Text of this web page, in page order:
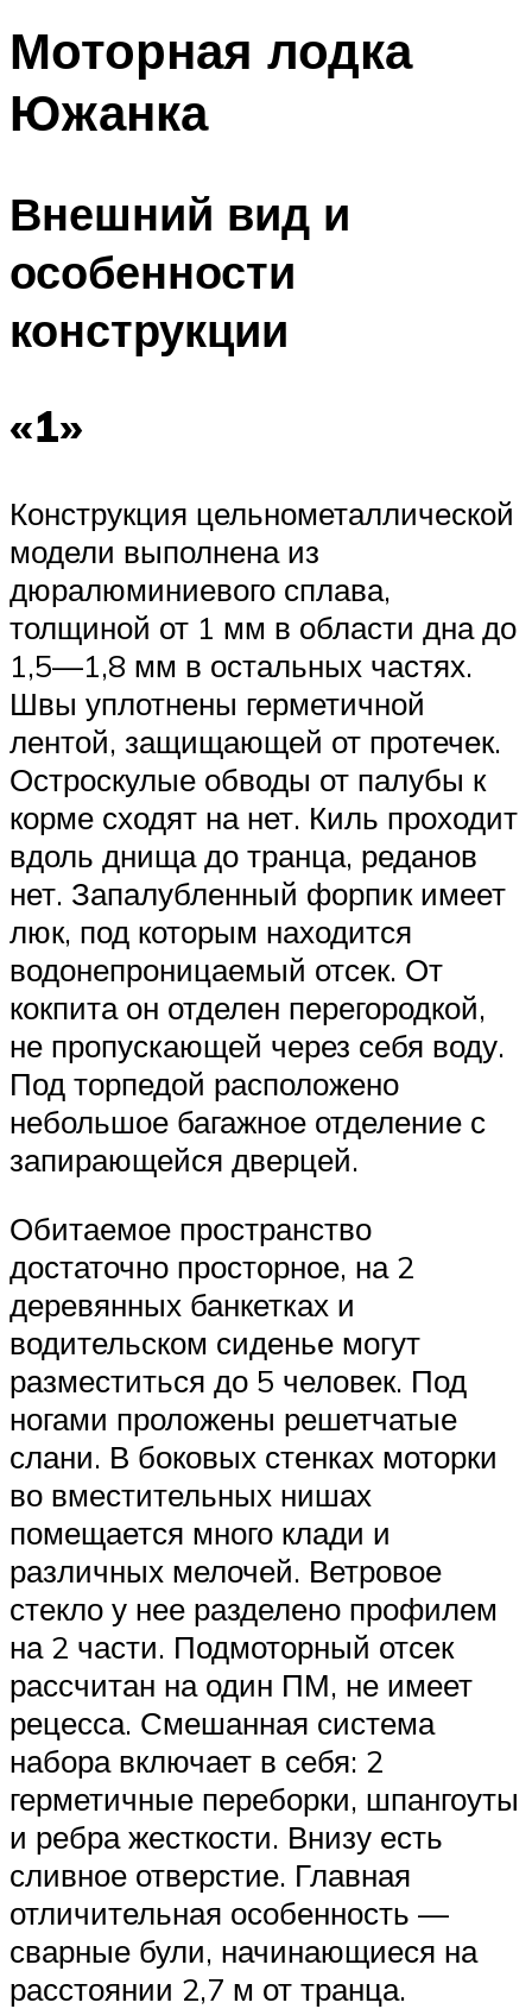
Моторная лодка
Южанка
Внешний вид и
особенности
конструкции
«1»
Конструкция цельнометаллической
модели выполнена из
дюралюминиевого сплава,
толщиной от 1 мм в области дна до
1,5—1,8 мм в остальных частях.
Швы уплотнены герметичной
лентой, защищающей от протечек.
Остроскулые обводы от палубы к
корме сходят на нет. Киль проходит
вдоль днища до транца, реданов
нет. Запалубленный форпик имеет
люк, под которым находится
водонепроницаемый отсек. От
кокпита он отделен перегородкой,
не пропускающей через себя воду.
Под торпедой расположено
небольшое багажное отделение с
запирающейся дверцей.
Обитаемое пространство
достаточно просторное, на 2
деревянных банкетках и
водительском сиденье могут
разместиться до 5 человек. Под
ногами проложены решетчатые
слани. В боковых стенках моторки
во вместительных нишах
помещается много клади и
различных мелочей. Ветровое
стекло у нее разделено профилем
на 2 части. Подмоторный отсек
рассчитан на один ПМ, не имеет
рецесса. Смешанная система
набора включает в себя: 2
герметичные переборки, шпангоуты
и ребра жесткости. Внизу есть
сливное отверстие. Главная
отличительная особенность —
сварные були, начинающиеся на
расстоянии 2,7 м от транца.